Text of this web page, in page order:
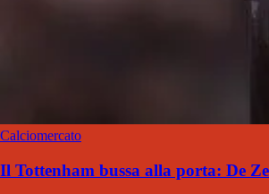
Calciomercato
Il Tottenham bussa alla porta: De